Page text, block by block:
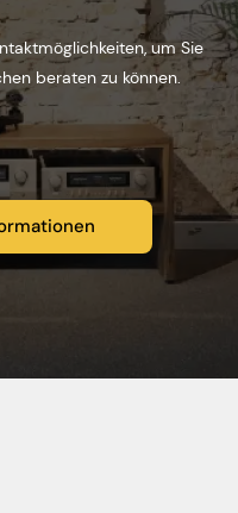
um Sie
beraten zu können.